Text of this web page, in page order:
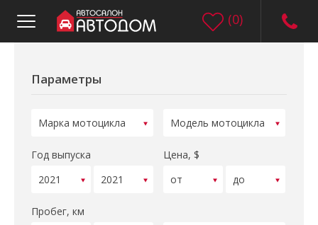
(0)
Параметры
Год выпуска Цена, $
Пробег, км